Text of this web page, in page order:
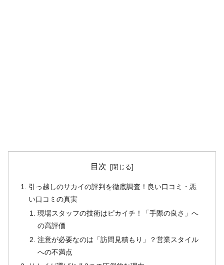
目次
引っ越しのサカイの評判を徹底調査！良い口コミ・悪
い口コミの真実
現場スタッフの技術はピカイチ！「手際の良さ」へ
の高評価
注意が必要なのは「訪問見積もり」？営業スタイル
への不満点